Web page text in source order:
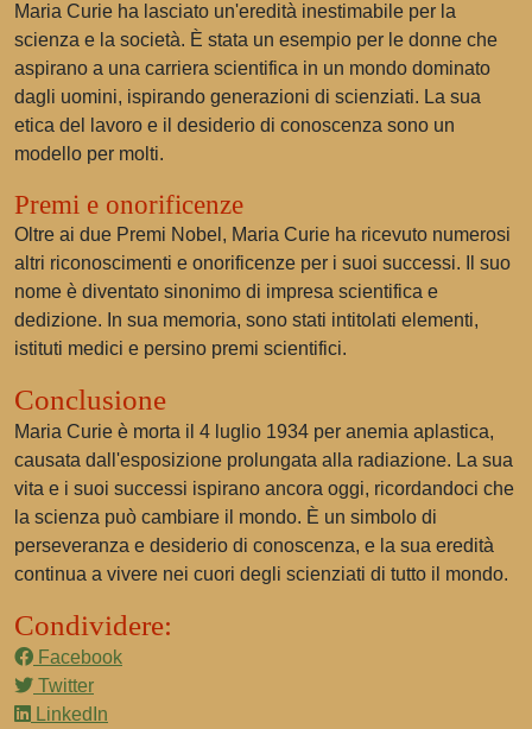
Maria Curie ha lasciato un'eredità inestimabile per la
scienza e la società. È stata un esempio per le donne che
aspirano a una carriera scientifica in un mondo dominato
dagli uomini, ispirando generazioni di scienziati. La sua
etica del lavoro e il desiderio di conoscenza sono un
modello per molti.
Premi e onorificenze
Oltre ai due Premi Nobel, Maria Curie ha ricevuto numerosi
altri riconoscimenti e onorificenze per i suoi successi. Il suo
nome è diventato sinonimo di impresa scientifica e
dedizione. In sua memoria, sono stati intitolati elementi,
istituti medici e persino premi scientifici.
Conclusione
Maria Curie è morta il 4 luglio 1934 per anemia aplastica,
causata dall'esposizione prolungata alla radiazione. La sua
vita e i suoi successi ispirano ancora oggi, ricordandoci che
la scienza può cambiare il mondo. È un simbolo di
perseveranza e desiderio di conoscenza, e la sua eredità
continua a vivere nei cuori degli scienziati di tutto il mondo.
Condividere:
Facebook
Twitter
LinkedIn